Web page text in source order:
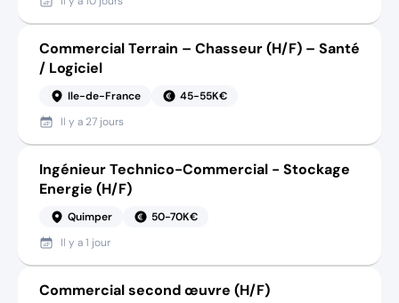
Commercial Terrain – Chasseur (H/F) – Santé
/ Logiciel
Ile-de-France
45-55K€
Il y a 27 jours
Ingénieur Technico-Commercial - Stockage
Energie (H/F)
Quimper
50-70K€
Il y a1 jour
Commercial second œuvre (H/F)